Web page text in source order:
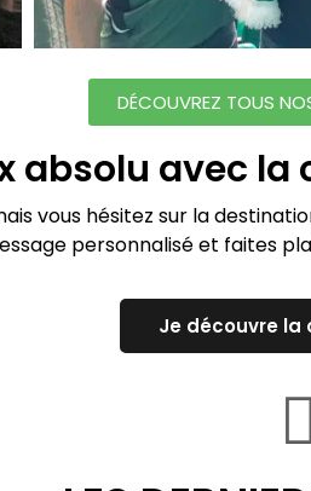
DÉCOUVREZ TOUS
absolu avec la
vous hésitez sur la
personnalisé et faites
Je découvre